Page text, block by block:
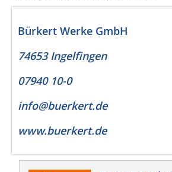
Bürkert Werke GmbH
74653 Ingelfingen
07940 10-0
info@buerkert.de
www.buerkert.de